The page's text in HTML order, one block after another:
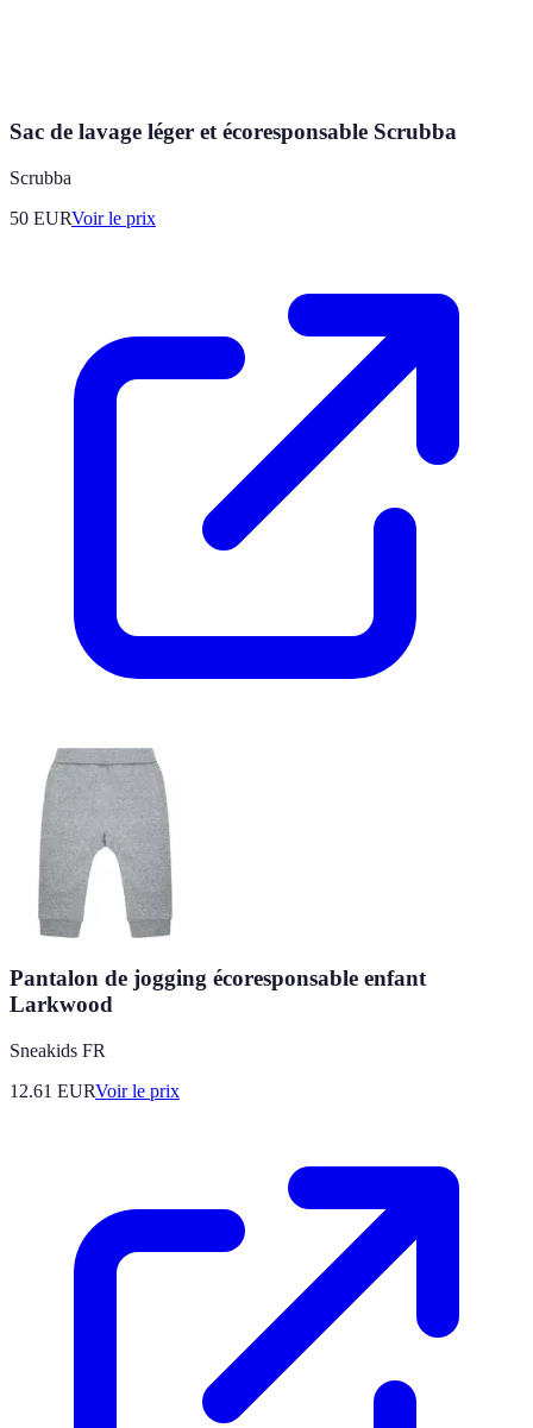
Sac de lavage léger et écoresponsable Scrubba
Scrubba
50 EURVoir le prix
Pantalon de jogging écoresponsable enfant
Larkwood
Sneakids FR
12.61 EURVoir le prix